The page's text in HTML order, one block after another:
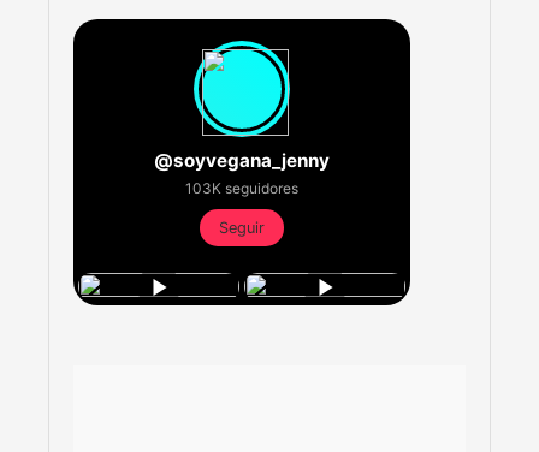
@soyvegana_jenny
103K seguidores
Seguir